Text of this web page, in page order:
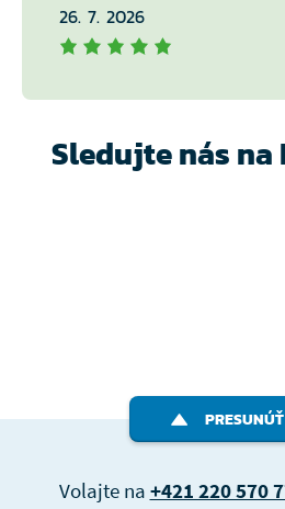
26. 7. 2026
Sledujte nás na
Volajte na +421 220 570